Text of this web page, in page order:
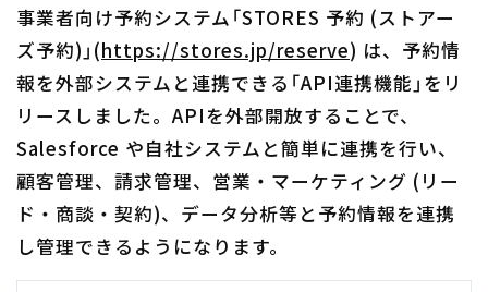
事業者向け予約システム「STORES 予約 (ストアー
ズ予約)」(https://stores.jp/reserve) は、予約情
報を外部システムと連携できる「API連携機能」をリ
リースしました。APIを外部開放することで、
Salesforce や自社システムと簡単に連携を行い、
顧客管理、請求管理、営業・マーケティング (リー
ド・商談・契約)、データ分析等と予約情報を連携
し管理できるようになります。